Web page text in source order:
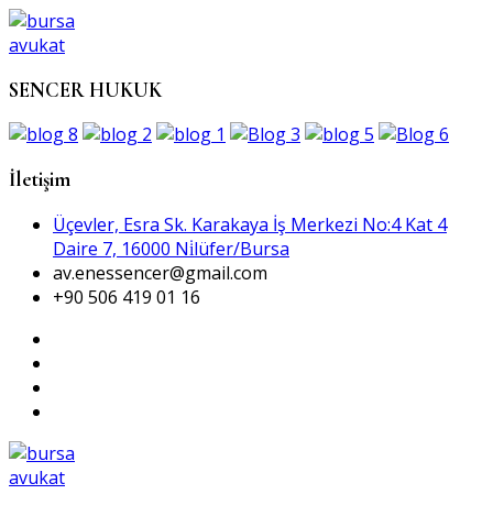
SENCER HUKUK
İletişim
Üçevler, Esra Sk. Karakaya İş Merkezi No:4 Kat 4
Daire 7, 16000 Ni̇lüfer/Bursa
av.enessencer@gmail.com
+90 506 419 01 16